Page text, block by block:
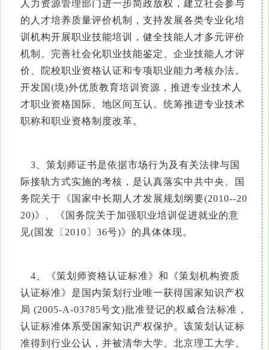
人力资源管理部门进一步简政放权，建立社会参与
的人才培养质量评价机制，支持发展各类专业化培
训机构开展职业技能培训，健全技能人才多元评价
机制。完善社会化职业技能鉴定、企业技能人才评
价、院校职业资格认证和专项职业能力考核办法。
开发国(境)外优质教育培训资源，推进专业技术人
才职业资格国际、地区间互认。统筹推进专业技术
职称和职业资格制度改革。
3、策划师证书是依据市场行为及有关法律与国
际接轨方式实施的考核，是认真落实中共中央、国
务院关于《国家中长期人才发展规划纲要(2010--20
20)》、《国务院关于加强职业培训促进就业的意
见(国发〔2010〕36号)》的具体体现。
4、《策划师资格认证标准》和《策划机构资质
认证标准》是国内策划行业唯一获得国家知识产权
局 (2005-A-03785号文)批准登记的权威合法标准，
认证标准体系受国家知识产权保护。该策划认证标
准得到行业公认，并被清华大学、北京理工大学、